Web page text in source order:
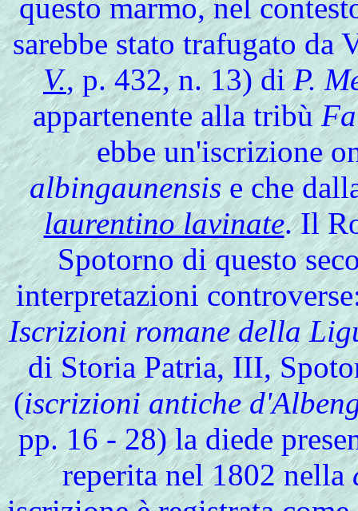
questo marmo, nel
sarebbe stato trafugato
V., p. 432, n. 13) diP.
appartenente alla tribù
ebbe un'iscrizione
albingaunensise che
laurentino lavinate. Il
Spotorno di questo
interpretazioni
Iscrizioni romane della
di Storia Patria, III,
(iscrizioni antiche
pp. 16 - 28) la diede
reperita nel 1802 nella